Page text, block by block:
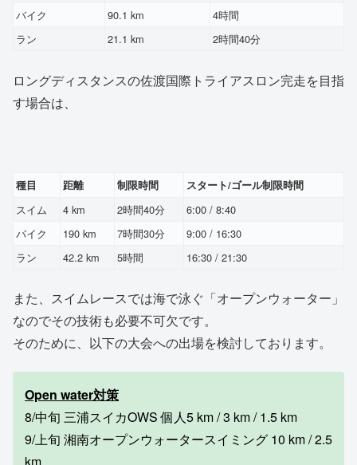
バイク
90.1 km
4時間
ラン
21.1 km 2時間40分
ロングディスタンスの佐渡国際トライアスロン完走を目指
す場合は、
種目 距離 制限時間 スタート/ゴール制限時間
スイム 4 km 2時間40分
6:00 / 8:40
バイク
190 km 7時間30分
9:00 / 16:30
ラン
42.2 km 5時間 16:30 / 21:30
また、スイムレースでは海で泳ぐ「オープンウォーター」
なのでその技術も必要不可欠です。
そのために、以下の大会への出場を検討しております。
Open water対策
8/中旬 三浦スイカOWS 個人5 km / 3 km / 1.5 km
9/上旬 湘南オープンウォータースイミング 10 km / 2.5